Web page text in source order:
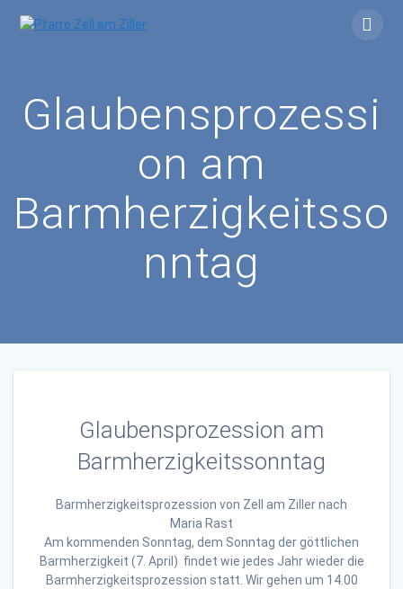
Glaubensprozessi
on am
Barmherzigkeitsso
nntag
Glaubensprozession am
Barmherzigkeitssonntag
Barmherzigkeitsprozession von Zell am Ziller nach
Maria Rast
Am kommenden Sonntag, dem Sonntag der göttlichen
Barmherzigkeit (7. April) findet wie jedes Jahr wieder die
Barmherzigkeitsprozession statt. Wir gehen um 14.00